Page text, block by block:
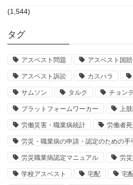
(1,544)
タグ
アスベスト問題 アスベスト国賠
アスベスト訴訟 カスハラ
サムソン タルク チョン
プラットフォームワーカー 上
労働災害・職業病統計 労働者
労災・職業病の申請・認定のための手
労災職業病認定マニュアル 労
学校アスベスト 宅配 宅